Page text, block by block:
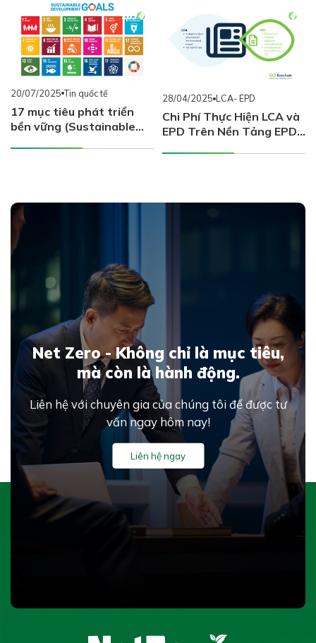
28/04/2025 LCA- EPD
Chi Phí Thực Hiện LCA và
EPD Trên Nền Tảng EPD
International: Những Điều
05/09/2025 Tin trong nước
CIC tham luận về chủ đề
LCA EPD tại sự kiện SACA
Net Zero - Không chỉ là mục tiêu,
mà còn là hành động.
Liên hệ với chuyên gia của chúng tôi để được tư
vấn ngay hôm nay!
Liên hệ ngay